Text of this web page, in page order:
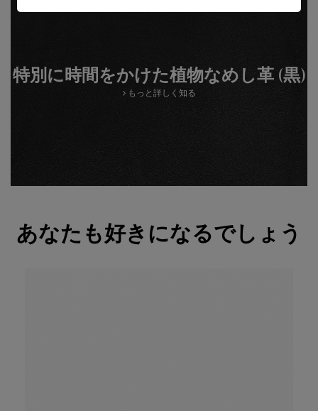
特別に時間をかけた植物なめし革 (黒)
もっと詳しく知る
あなたも好きになるでしょう